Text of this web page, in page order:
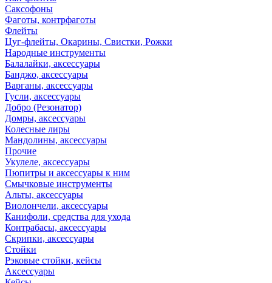
Саксофоны
Фаготы, контрфаготы
Флейты
Цуг-флейты, Окарины, Свистки, Рожки
Народные инструменты
Балалайки, аксессуары
Банджо, аксессуары
Варганы, аксессуары
Гусли, аксессуары
Добро (Резонатор)
Домры, аксессуары
Колесные лиры
Мандолины, аксессуары
Прочие
Укулеле, аксессуары
Пюпитры и аксессуары к ним
Смычковые инструменты
Альты, аксессуары
Виолончели, аксессуары
Канифоли, средства для ухода
Контрабасы, аксессуары
Скрипки, аксессуары
Стойки
Рэковые стойки, кейсы
Аксессуары